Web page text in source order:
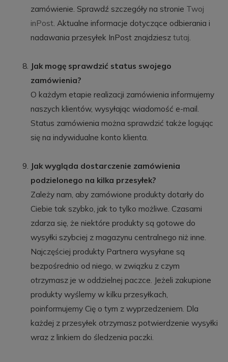
zamówienie. Sprawdź szczegóły na stronie Twoj
inPost. Aktualne informacje dotyczące odbierania i
nadawania przesyłek InPost znajdziesz tutaj
Jak mogę sprawdzić status swojego
zamówienia?
O każdym etapie realizacji zamówienia informujemy
naszych klientów, wysyłając wiadomość e-mail.
Status zamówienia można sprawdzić także logując
się na indywidualne konto klienta.
Jak wygląda dostarczenie zamówienia
podzielonego na kilka przesyłek?
Zależy nam, aby zamówione produkty dotarły do
Ciebie tak szybko, jak to tylko możliwe. Czasami
zdarza się, że niektóre produkty są gotowe do
wysyłki szybciej z magazynu centralnego niż inne.
Najczęściej produkty Partnera wysyłane są
bezpośrednio od niego, w związku z czym
otrzymasz je w oddzielnej paczce. Jeżeli zakupione
produkty wyślemy w kilku przesyłkach,
poinformujemy Cię o tym z wyprzedzeniem. Dla
każdej z przesyłek otrzymasz potwierdzenie wysyłki
wraz z linkiem do śledzenia paczki.